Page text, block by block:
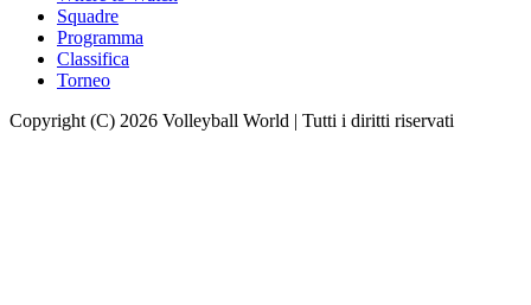
Squadre
Programma
Classifica
Torneo
Copyright (C) 2026 Volleyball World | Tutti i diritti riservati